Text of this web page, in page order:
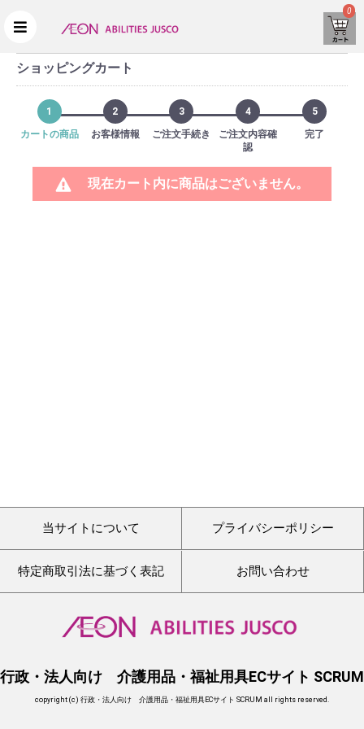
0
ショッピングカート
1
カートの商品
2
お客様情報
3
ご注文手続き
4
ご注文内容確
認
5
完了
現在カート内に商品はございません。
当サイトについて プライバシーポリシー
特定商取引法に基づく表記 お問い合わせ
行政・法人向け 介護用品・福祉用具ECサイト SCRUM
copyright (c) 行政・法人向け 介護用品・福祉用具ECサイト SCRUM all rights reserved.